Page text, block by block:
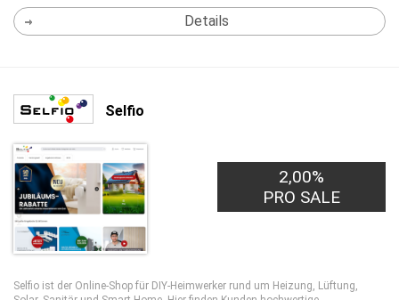
Details
Selfio
2,00%
PRO SALE
Selfio ist der Online-Shop für DIY-Heimwerker rund um Heizung, Lüftung,